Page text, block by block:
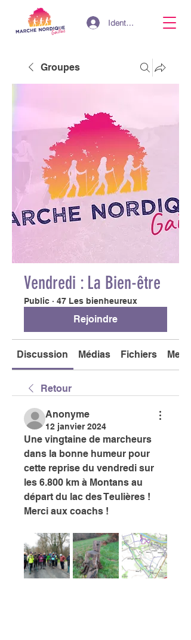
Identifiant
Groupes
Vendredi : La Bien-être
Public · 47 Les bienheureux
Rejoindre
Discussion Médias Fichiers
Retour
Anonyme
12 janvier 2024
Une vingtaine de marcheurs
dans la bonne humeur pour
cette reprise du vendredi sur
les 6.800 km à Montans au
départ du lac des Teulières !
Merci aux coachs !